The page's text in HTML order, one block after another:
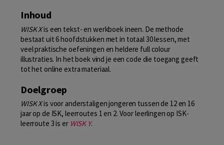
Inhoud
WISK Xis een tekst- en werkboek ineen. De methode
bestaat uit 6 hoofdstukken met in totaal 30 lessen, met
veel praktische oefeningen en heldere full colour
illustraties. In het boek vind je een code die toegang geeft
tot het online extra materiaal.
Doelgroep
WISK Xis voor anderstaligen jongeren tussen de 12 en 16
jaar op de ISK, leerroutes 1 en 2. Voor leerlingen op ISK-
leerroute 3 is er WISK Y.